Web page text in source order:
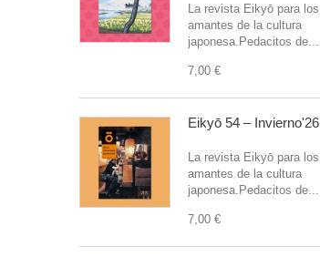
La revista Eikyō para los
amantes de la cultura
japonesa.Pedacitos de...
7,00 €
Eikyō 54 – Invierno'26
La revista Eikyō para los
amantes de la cultura
japonesa.Pedacitos de...
7,00 €